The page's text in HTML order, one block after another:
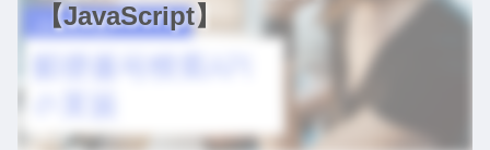
【JavaScript】